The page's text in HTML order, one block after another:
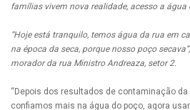
famílias vivem nova realidade, acesso a
“Hoje está tranquilo, temos água da rua em
na época da seca, porque nosso poço
morador da rua Ministro Andreaza, setor 2.
“Depois dos resultados de contaminação
confiamos mais na água do poço, agora